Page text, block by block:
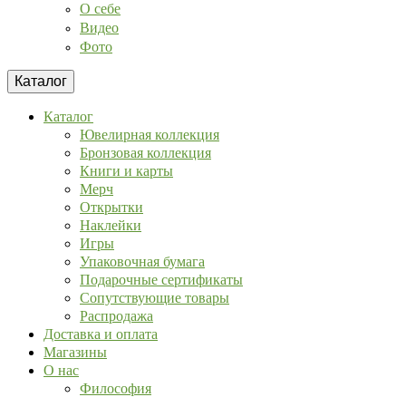
О себе
Видео
Фото
Каталог
Каталог
Ювелирная коллекция
Бронзовая коллекция
Книги и карты
Мерч
Открытки
Наклейки
Игры
Упаковочная бумага
Подарочные сертификаты
Сопутствующие товары
Распродажа
Доставка и оплата
Магазины
О нас
Философия